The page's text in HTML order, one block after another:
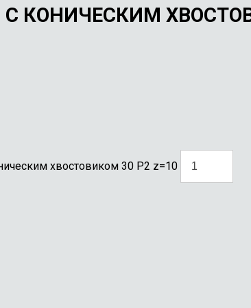
КОНИЧЕСКИМ
хвостовиком 30 Р2 z=10